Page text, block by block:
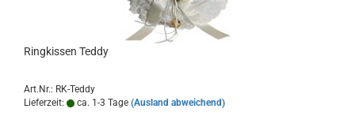
Ringkissen Teddy
Art.Nr.: RK-Teddy
Lieferzeit:
ca. 1-3 Tage (Ausland abweichend)